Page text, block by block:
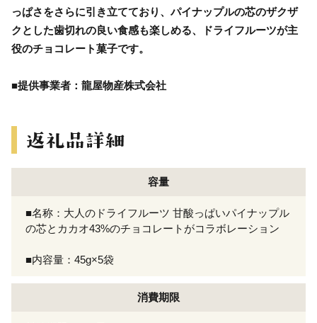
っぱさをさらに引き立てており、パイナップルの芯のザクザ
クとした歯切れの良い食感も楽しめる、ドライフルーツが主
役のチョコレート菓子です。
■提供事業者：龍屋物産株式会社
容量
■名称：大人のドライフルーツ 甘酸っぱいパイナップル
の芯とカカオ43%のチョコレートがコラボレーション
■内容量：45g×5袋
消費期限